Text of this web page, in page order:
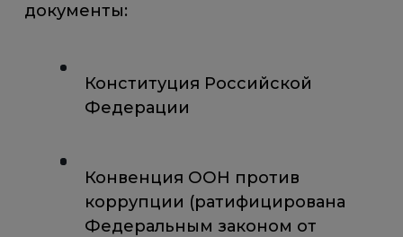
документы:
Конституция Российской
Федерации
Конвенция ООН против
коррупции (ратифицирована
Федеральным законом от